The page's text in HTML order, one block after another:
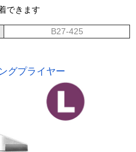
できます
B27-425
グプライヤー